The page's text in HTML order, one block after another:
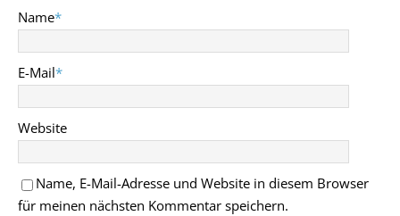
Name*
E-Mail*
Website
Name, E-Mail-Adresse und Website in diesem Browser
für meinen nächsten Kommentar speichern.